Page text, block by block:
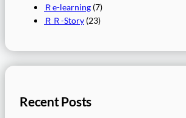
Ｒe-learning (7)
ＲＲ-Story (23)
Recent Posts